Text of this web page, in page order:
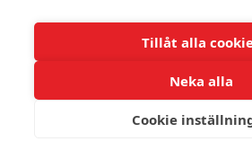
Tillåt alla
Neka alla
Cookie
första
PRENUMERERA
© 2026 Aktuellt i Politiken.